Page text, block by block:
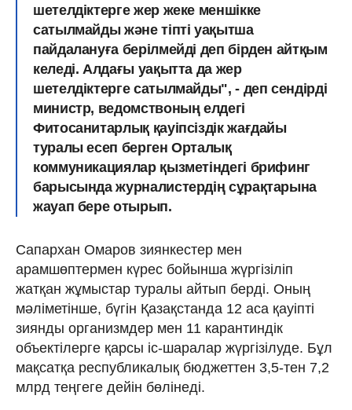
шетелдіктерге жер жеке меншікке
сатылмайды және тіпті уақытша
пайдалануға берілмейді деп бірден айтқым
келеді. Алдағы уақытта да жер
шетелдіктерге сатылмайды", - деп сендірді
министр, ведомствоның елдегі
Фитосанитарлық қауіпсіздік жағдайы
туралы есеп берген Орталық
коммуникациялар қызметіндегі брифинг
барысында журналистердің сұрақтарына
жауап бере отырып.
Сапархан Омаров зиянкестер мен
арамшөптермен күрес бойынша жүргізіліп
жатқан жұмыстар туралы айтып берді. Оның
мәліметінше, бүгін Қазақстанда 12 аса қауіпті
зиянды организмдер мен 11 карантиндік
объектілерге қарсы іс-шаралар жүргізілуде. Бұл
мақсатқа республикалық бюджеттен 3,5-тен 7,2
млрд теңгеге дейін бөлінеді.